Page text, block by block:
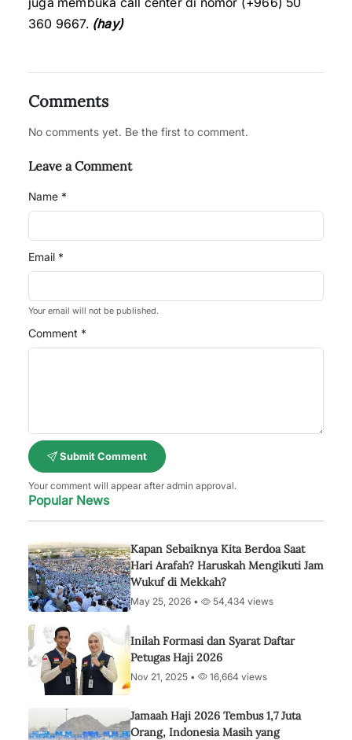
360 9667. (hay)
Comments
No comments yet. Be the first to comment.
Leave a Comment
Name *
Email *
Your email will not be published.
Comment *
Submit Comment
Your comment will appear after admin approval.
Popular News
Kapan Sebaiknya Kita Berdoa Saat
Hari Arafah? Haruskah Mengikuti Jam
Wukuf di Mekkah?
May 25, 2026 • 54,434 views
Inilah Formasi dan Syarat Daftar
Petugas Haji 2026
Nov 21, 2025 • 16,664 views
Jamaah Haji 2026 Tembus 1,7 Juta
Orang, Indonesia Masih yang